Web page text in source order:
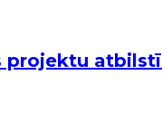
projektu